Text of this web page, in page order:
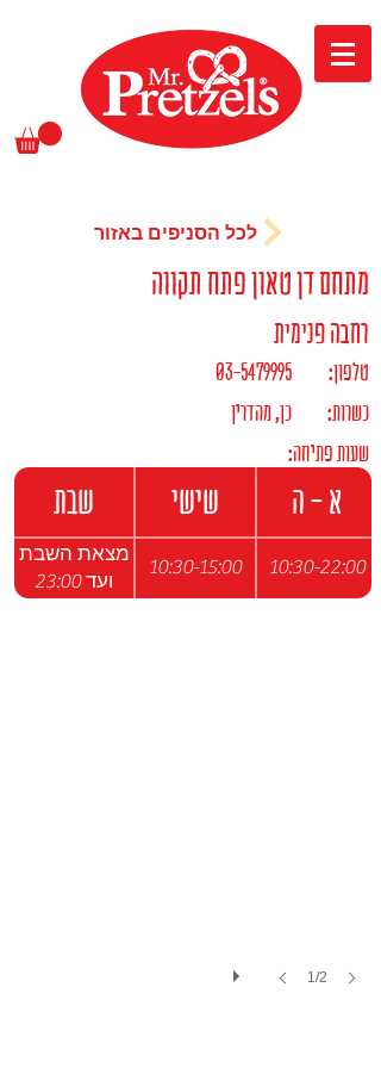
לכל הסניפים באזור
מתחם דן טאון פתח תקווה
רחבה פנימית
03-5479995
:טלפון
:כשרות
כן, מהדרין
:שעות פתיחה
שבת שישי א - ה
מצאת השבת
ועד 23:00
10:30-15:00 10:30-22:00
1/2